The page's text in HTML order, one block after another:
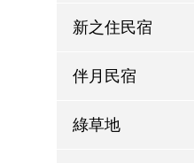
新之住民宿
伴月民宿
綠草地